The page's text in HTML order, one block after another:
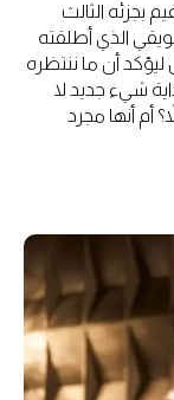
بجزئه الثالث
الذي أطلقته
أن ما ننتظره
شيء جديد لا
أم أنها مجرد